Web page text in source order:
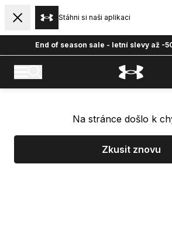
Stáhni si naši aplikaci
End of season sale - letní slevy až -
Na stránce došlo k
Zkusit znovu